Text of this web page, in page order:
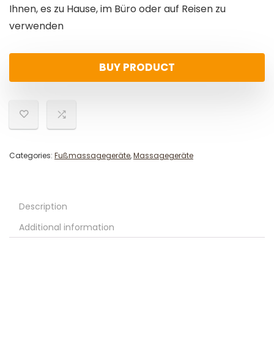
Ihnen, es zu Hause, im Büro oder auf Reisen zu
verwenden
BUY PRODUCT
Categories: Fußmassagegeräte,Massagegeräte
Description
Additional information